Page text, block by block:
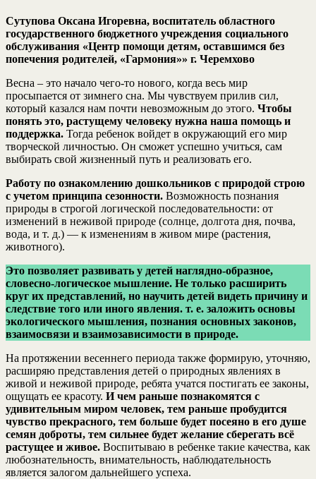
Сутупова Оксана Игоревна, воспитатель областного
государственного бюджетного учреждения социального
обслуживания «Центр помощи детям, оставшимся без
попечения родителей, «Гармония»» г. Черемхово
Весна – это начало чего-то нового, когда весь мир
просыпается от зимнего сна. Мы чувствуем прилив сил,
который казался нам почти невозможным до этого. Чтобы
понять это, растущему человеку нужна наша помощь и
поддержка. Тогда ребенок войдет в окружающий его мир
творческой личностью. Он сможет успешно учиться, сам
выбирать свой жизненный путь и реализовать его.
Работу по ознакомлению дошкольников с природой строю
с учетом принципа сезонности. Возможность познания
природы в строгой логической последовательности: от
изменений в неживой природе (солнце, долгота дня, почва,
вода, и т. д.) — к изменениям в живом мире (растения,
животного).
Это позволяет развивать у детей наглядно-образное,
словесно-логическое мышление. Не только расширить
круг их представлений, но научить детей видеть причину и
следствие того или иного явления. т. е. заложить основы
экологического мышления, познания основных законов,
взаимосвязи и взаимозависимости в природе.
На протяжении весеннего периода также формирую, уточняю,
расширяю представления детей о природных явлениях в
живой и неживой природе, ребята учатся постигать ее законы,
ощущать ее красоту. И чем раньше познакомятся с
удивительным миром человек, тем раньше пробудится
чувство прекрасного, тем больше будет посеяно в его душе
семян доброты, тем сильнее будет желание сберегать всё
растущее и живое. Воспитываю в ребенке такие качества, как
любознательность, внимательность, наблюдательность
является залогом дальнейшего успеха.